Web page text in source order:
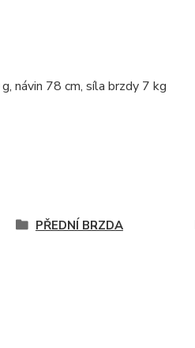
návin 78 cm, síla brzdy 7 kg
PŘEDNÍ BRZDA